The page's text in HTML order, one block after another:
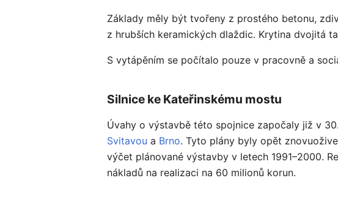
Základy měly být tvořeny z prostého betonu,
z hrubších keramických dlaždic. Krytina dvojitá
S vytápěním se počítalo pouze v pracovně a
Silnice ke Kateřinskému mostu
Úvahy o výstavbě této spojnice započaly již v
Svitavou a Brno. Tyto plány byly opět
výčet plánované výstavby v letech 1991–2000.
nákladů na realizaci na 60 milionů korun.